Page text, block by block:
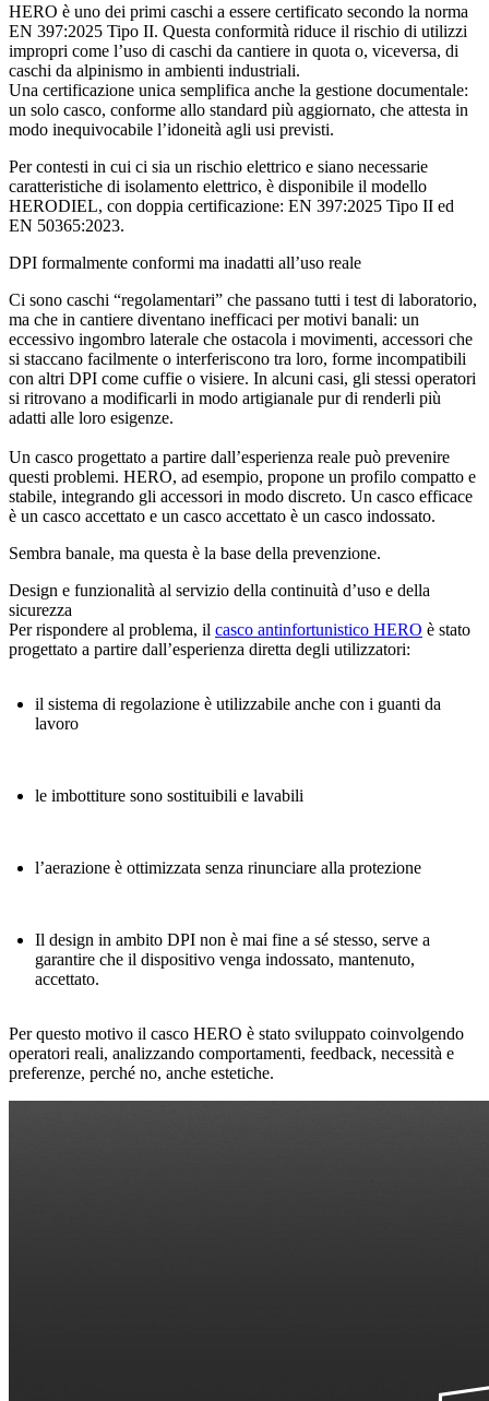
HERO è uno dei primi caschi a essere certificato secondo la norma
EN 397:2025 Tipo II. Questa conformità riduce il rischio di utilizzi
impropri come l’uso di caschi da cantiere in quota o, viceversa, di
caschi da alpinismo in ambienti industriali.
Una certificazione unica semplifica anche la gestione documentale:
un solo casco, conforme allo standard più aggiornato, che attesta in
modo inequivocabile l’idoneità agli usi previsti.
Per contesti in cui ci sia un rischio elettrico e siano necessarie
caratteristiche di isolamento elettrico, è disponibile il modello
HERODIEL, con doppia certificazione: EN 397:2025 Tipo II ed
EN 50365:2023.
DPI formalmente conformi ma inadatti all’uso reale
Ci sono caschi “regolamentari” che passano tutti i test di laboratorio,
ma che in cantiere diventano inefficaci per motivi banali: un
eccessivo ingombro laterale che ostacola i movimenti, accessori che
si staccano facilmente o interferiscono tra loro, forme incompatibili
con altri DPI come cuffie o visiere. In alcuni casi, gli stessi operatori
si ritrovano a modificarli in modo artigianale pur di renderli più
adatti alle loro esigenze.
Un casco progettato a partire dall’esperienza reale può prevenire
questi problemi. HERO, ad esempio, propone un profilo compatto e
stabile, integrando gli accessori in modo discreto. Un casco efficace
è un casco accettato e un casco accettato è un casco indossato.
Sembra banale, ma questa è la base della prevenzione.
Design e funzionalità al servizio della continuità d’uso e della
sicurezza
Per rispondere al problema, il casco antinfortunistico HERO è stato
progettato a partire dall’esperienza diretta degli utilizzatori:
il sistema di regolazione è utilizzabile anche con i guanti da
lavoro
le imbottiture sono sostituibili e lavabili
l’aerazione è ottimizzata senza rinunciare alla protezione
Il design in ambito DPI non è mai fine a sé stesso, serve a
garantire che il dispositivo venga indossato, mantenuto,
accettato.
Per questo motivo il casco HERO è stato sviluppato coinvolgendo
operatori reali, analizzando comportamenti, feedback, necessità e
preferenze, perché no, anche estetiche.